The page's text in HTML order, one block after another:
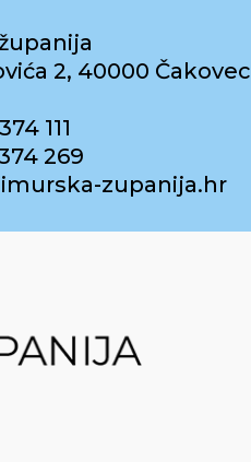
2, 40000 Čakovec
111
269
zupanija.hr